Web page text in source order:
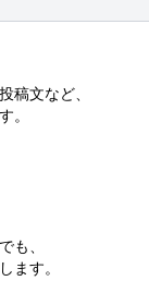
稿文など、
。
も、
ます。